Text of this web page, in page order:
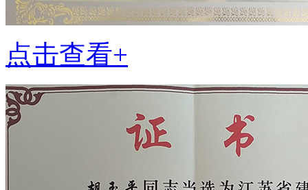
点击查看+